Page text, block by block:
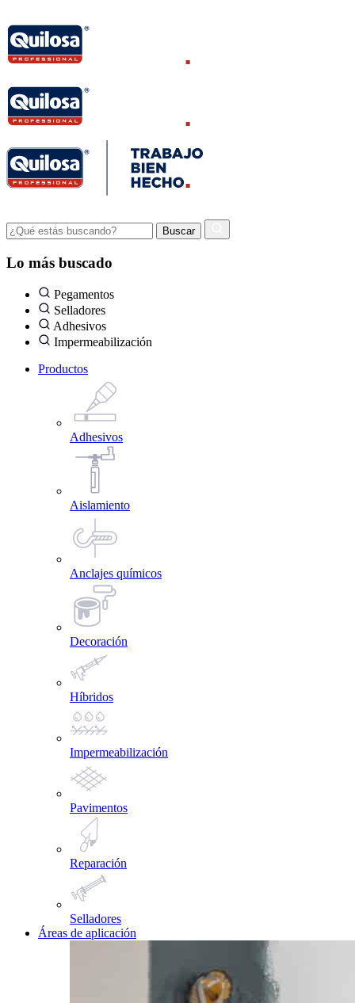
Lo más buscado
Pegamentos
Selladores
Adhesivos
Impermeabilización
Productos
Adhesivos
Aislamiento
Anclajes químicos
Decoración
Híbridos
Impermeabilización
Pavimentos
Reparación
Selladores
Áreas de aplicación